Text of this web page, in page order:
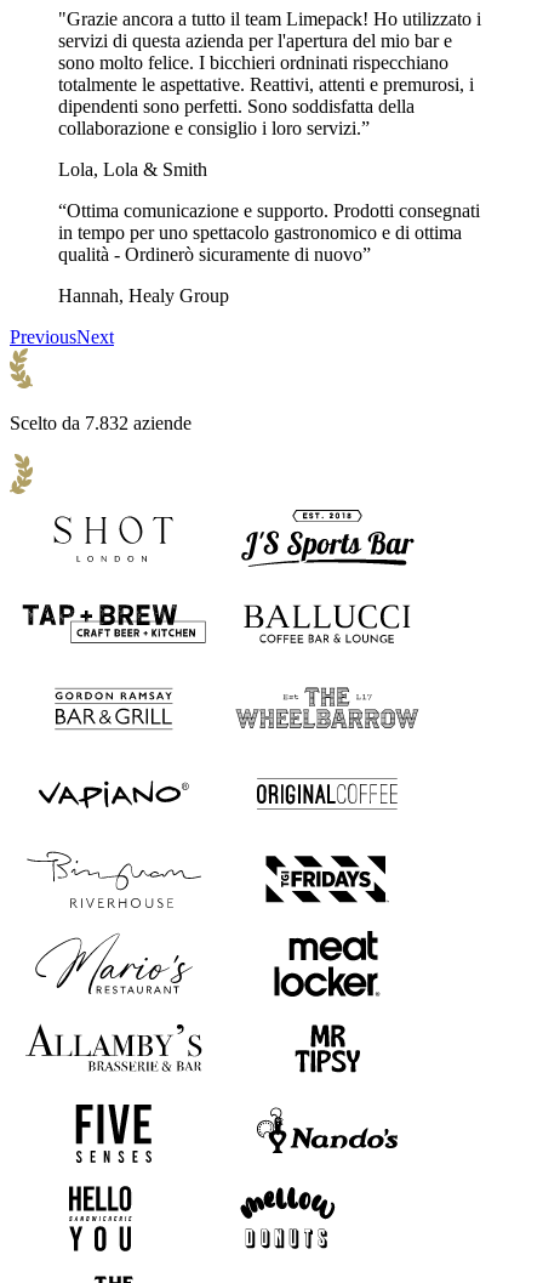
"Grazie ancora a tutto il team Limepack! Ho utilizzato i
servizi di questa azienda per l'apertura del mio bar e
sono molto felice. I bicchieri ordninati rispecchiano
totalmente le aspettative. Reattivi, attenti e premurosi, i
dipendenti sono perfetti. Sono soddisfatta della
collaborazione e consiglio i loro servizi.”
Lola, Lola & Smith
“Ottima comunicazione e supporto. Prodotti consegnati
in tempo per uno spettacolo gastronomico e di ottima
qualità - Ordinerò sicuramente di nuovo”
Hannah, Healy Group
PreviousNext
Scelto da 7.832 aziende